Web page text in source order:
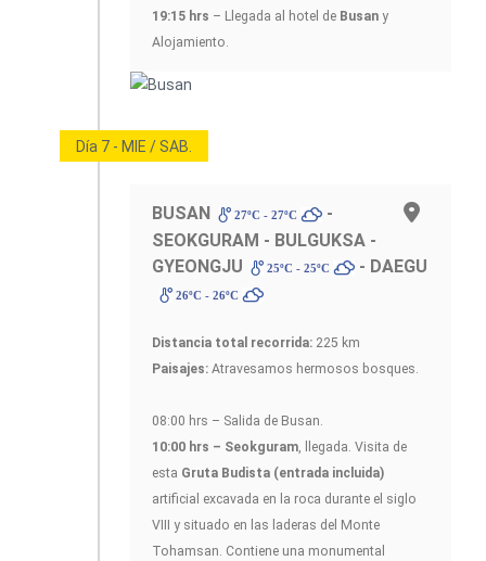
19:15 hrs – Llegada al hotel de Busan y
Alojamiento.
Día 7 - MIE / SAB.
BUSAN 27ºC - 27ºC
-
SEOKGURAM - BULGUKSA -
GYEONGJU
25ºC - 25ºC - DAEGU
26ºC - 26ºC
Distancia total recorrida: 225 km
Paisajes: Atravesamos hermosos bosques.
08:00 hrs – Salida de Busan.
10:00 hrs – Seokguram, llegada. Visita de
esta Gruta Budista (entrada incluida)
artificial excavada en la roca durante el siglo
VIII y situado en las laderas del Monte
Tohamsan. Contiene una monumental